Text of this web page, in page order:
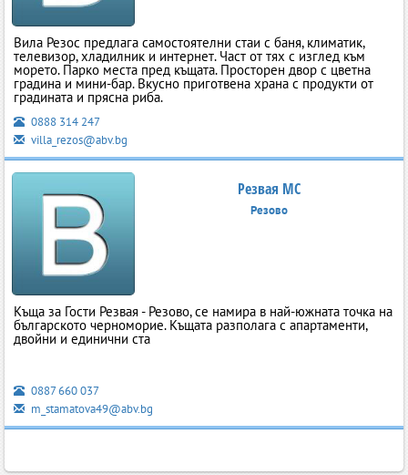
Вила Резос предлага самостоятелни стаи с баня, климатик,
телевизор, хладилник и интернет. Част от тях с изглед към
морето. Парко места пред къщата. Просторен двор с цветна
градина и мини-бар. Вкусно приготвена храна с продукти от
градината и прясна риба.
0888 314 247
villa_rezos@abv.bg
Резвая МС
Резово
Къща за Гости Резвая - Резово, се намира в най-южната точка на
българското черноморие. Къщата разполага с апартаменти,
двойни и единични ста
0887 660 037
m_stamatova49@abv.bg